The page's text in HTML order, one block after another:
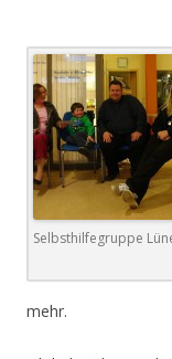
Selbsthilfegruppe
mehr.